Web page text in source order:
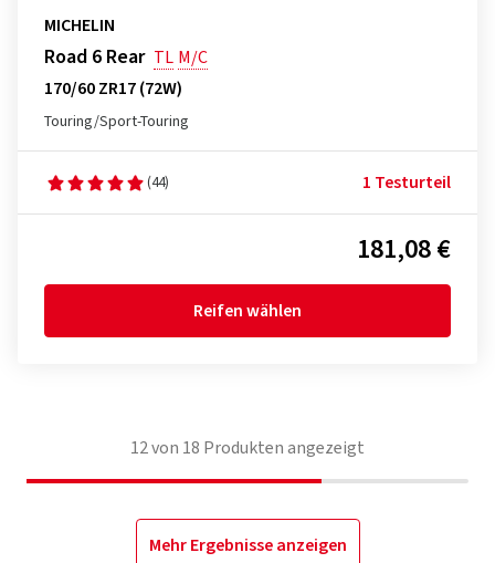
MICHELIN
Road 6 Rear TL M/C
170/60 ZR17 (72W)
Touring/Sport-Touring
(44) 1 Testurteil
181,08 €
Reifen wählen
12von 18 Produkten angezeigt
Mehr Ergebnisse anzeigen